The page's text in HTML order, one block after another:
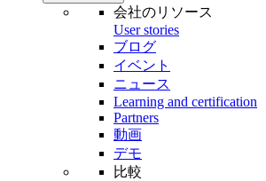
会社のリソース
User stories
ブログ
イベント
ニュース
Learning and certification
Partners
動画
デモ
比較